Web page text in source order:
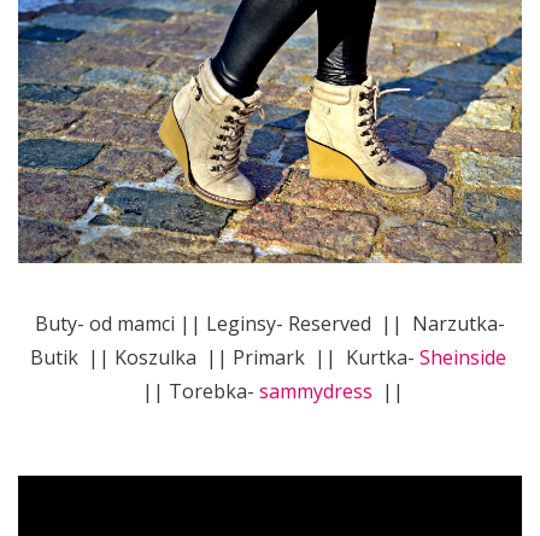
Buty- od mamci || Leginsy- Reserved || Narzutka-
Butik || Koszulka || Primark || Kurtka- Sheinside
|| Torebka- sammydress ||